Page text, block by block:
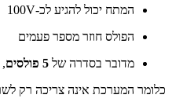
המתח יכול להגיע לכ-100V
הפולס חוזר מספר פעמים
מדובר בסדרה של 5 פולסים
כלומר המערכת אינה צריכה רק